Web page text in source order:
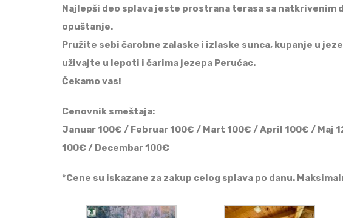
Najlepši deo splava jeste prostrana terasa sa natkrivenim
opuštanje.
Pružite sebi čarobne zalaske i izlaske sunca, kupanje u
uživajte u lepoti i čarima jezepa Perućac.
Čekamo vas!
Cenovnik smeštaja:
Januar 100€ / Februar 100€ / Mart 100€ / April 100€ /
100€ / Decembar 100€
*Cene su iskazane za zakup celog splava po danu.